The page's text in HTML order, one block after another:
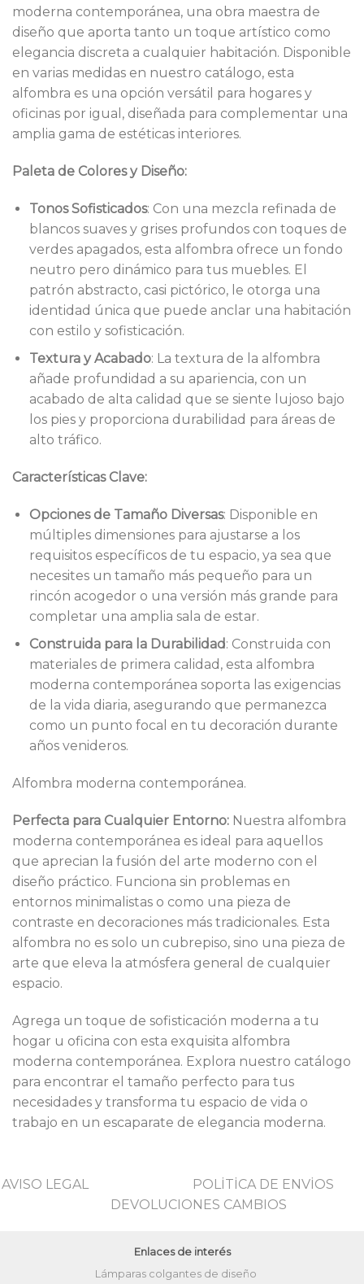
moderna contemporánea, una obra maestra de
diseño que aporta tanto un toque artístico como
elegancia discreta a cualquier habitación. Disponible
en varias medidas en nuestro catálogo, esta
alfombra es una opción versátil para hogares y
oficinas por igual, diseñada para complementar una
amplia gama de estéticas interiores.
Paleta de Colores y Diseño:
Tonos Sofisticados: Con una mezcla refinada de
blancos suaves y grises profundos con toques de
verdes apagados, esta alfombra ofrece un fondo
neutro pero dinámico para tus muebles. El
patrón abstracto, casi pictórico, le otorga una
identidad única que puede anclar una habitación
con estilo y sofisticación.
Textura y Acabado: La textura de la alfombra
añade profundidad a su apariencia, con un
acabado de alta calidad que se siente lujoso bajo
los pies y proporciona durabilidad para áreas de
alto tráfico.
Características Clave:
Opciones de Tamaño Diversas: Disponible en
múltiples dimensiones para ajustarse a los
requisitos específicos de tu espacio, ya sea que
necesites un tamaño más pequeño para un
rincón acogedor o una versión más grande para
completar una amplia sala de estar.
Construida para la Durabilidad: Construida con
materiales de primera calidad, esta alfombra
moderna contemporánea soporta las exigencias
de la vida diaria, asegurando que permanezca
como un punto focal en tu decoración durante
años venideros.
Alfombra moderna contemporánea.
Perfecta para Cualquier Entorno: Nuestra alfombra
moderna contemporánea es ideal para aquellos
que aprecian la fusión del arte moderno con el
diseño práctico. Funciona sin problemas en
entornos minimalistas o como una pieza de
contraste en decoraciones más tradicionales. Esta
alfombra no es solo un cubrepiso, sino una pieza de
arte que eleva la atmósfera general de cualquier
espacio.
Agrega un toque de sofisticación moderna a tu
hogar u oficina con esta exquisita alfombra
moderna contemporánea. Explora nuestro catálogo
para encontrar el tamaño perfecto para tus
necesidades y transforma tu espacio de vida o
trabajo en un escaparate de elegancia moderna.
AVISO LEGAL
POLİTİCA DE ENVİOS
DEVOLUCIONES CAMBIOS
Enlaces de interés
Lámparas colgantes de diseño